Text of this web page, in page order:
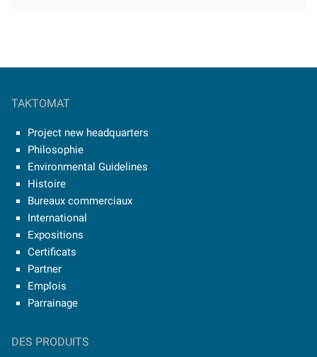
TAKTOMAT
Project new headquarters
Philosophie
Environmental Guidelines
Histoire
Bureaux commerciaux
International
Expositions
Certificats
Partner
Emplois
Parrainage
DES PRODUITS